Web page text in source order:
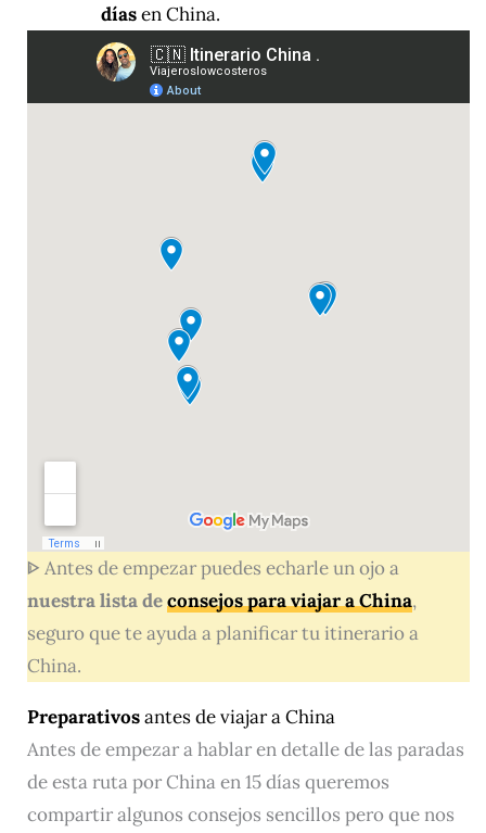
díasen China.
ᐈ Antes de empezar puedes echarle un ojo a
nuestra lista deconsejos para viajar a China,
seguro que te ayuda a planificar tu itinerario a
China.
Preparativosantes de viajar a China
Antes de empezar a hablar en detalle de las paradas
de esta ruta por China en 15 días queremos
compartir algunos consejos sencillos pero que nos